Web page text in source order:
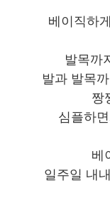
베이직하
발목까
발과 발목
짱
심플하
베
일주일 내